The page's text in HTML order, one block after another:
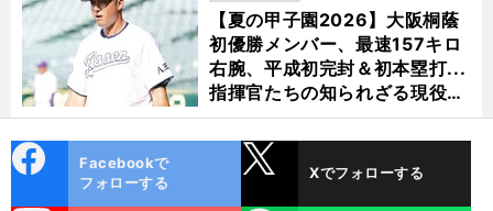
【夏の甲子園2026】大阪桐蔭
初優勝メンバー、最速157キロ
右腕、平成初完封＆初本塁打...
指揮官たちの知られざる現役時
代
ok
Facebookで
フォローする
Xでフォローする